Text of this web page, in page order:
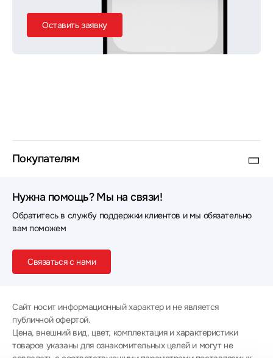
Оставить заявку
Покупателям
Нужна помощь? Мы на связи!
Обратитесь в службу поддержки клиентов и мы обязательно
вам поможем
Связаться с нами
Сайт носит информационный характер и не является
публичной офертой.
Цена, внешний вид, цвет, комплектация и характеристики
товаров указаны для ознакомительных целей и могут не
совпадать с соответствующими параметрами поставляемых